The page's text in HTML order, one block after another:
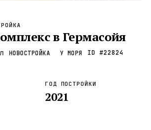
Локация Россия · 2
Турция · 2
в Гермасойя
НОВОСТРОЙКА У МОРЯ ID #22824
ГОД ПОСТРОЙКИ
2021